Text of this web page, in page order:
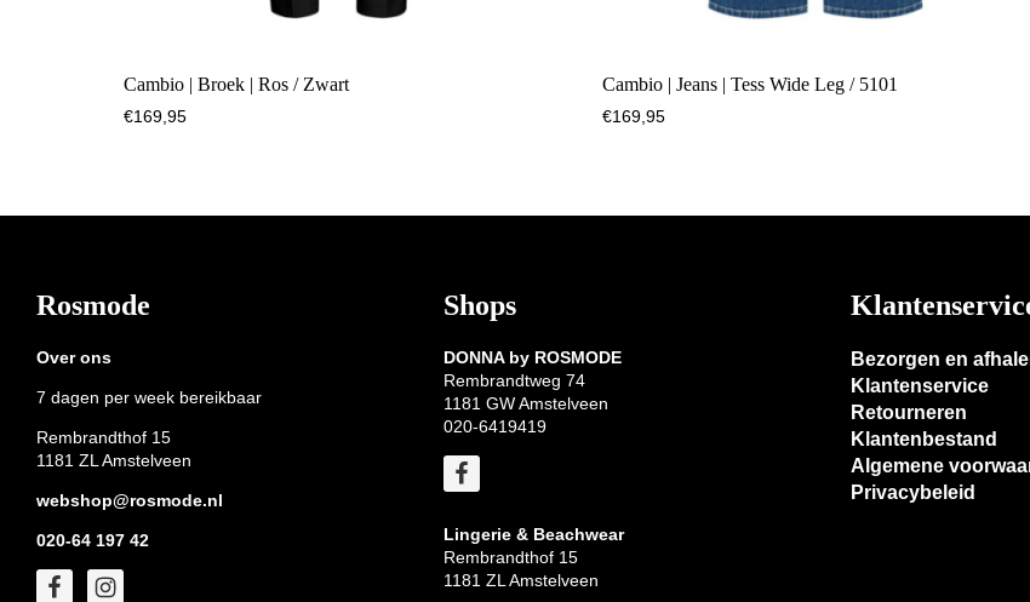
Cambio | Broek | Ros / Zwart
€169,95
Cambio | Jeans | Tess Wide Leg / 5101
€169,95
Footer
Rosmode
Over ons
7 dagen per week bereikbaar
Rembrandthof 15
1181 ZL Amstelveen
webshop@rosmode.nl
020-64 197 42
Shops
DONNA by ROSMODE
Rembrandtweg 74
1181 GW Amstelveen
020-6419419
Lingerie & Beachwear
Rembrandthof 15
1181 ZL Amstelveen
Bezorgen en
Klantenservice
Retourneren
Klantenbestand
Algemene
Privacybeleid